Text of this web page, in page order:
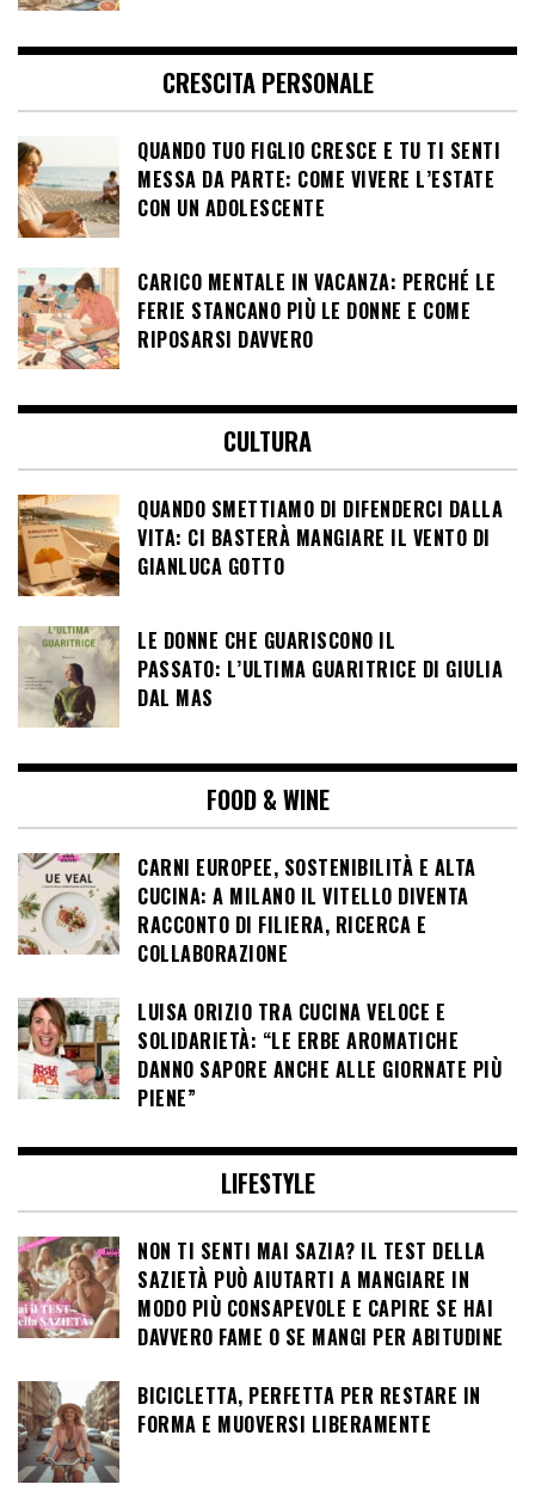
CRESCITA PERSONALE
QUANDO TUO FIGLIO CRESCE E TU TI SENTI
MESSA DA PARTE: COME VIVERE L’ESTATE
CON UN ADOLESCENTE
CARICO MENTALE IN VACANZA: PERCHÉ LE
FERIE STANCANO PIÙ LE DONNE E COME
RIPOSARSI DAVVERO
CULTURA
QUANDO SMETTIAMO DI DIFENDERCI DALLA
VITA: CI BASTERÀ MANGIARE IL VENTO DI
GIANLUCA GOTTO
LE DONNE CHE GUARISCONO IL
PASSATO: L’ULTIMA GUARITRICE DI GIULIA
DAL MAS
FOOD & WINE
CARNI EUROPEE, SOSTENIBILITÀ E ALTA
CUCINA: A MILANO IL VITELLO DIVENTA
RACCONTO DI FILIERA, RICERCA E
COLLABORAZIONE
LUISA ORIZIO TRA CUCINA VELOCE E
SOLIDARIETÀ: “LE ERBE AROMATICHE
DANNO SAPORE ANCHE ALLE GIORNATE PIÙ
PIENE”
LIFESTYLE
NON TI SENTI MAI SAZIA? IL TEST DELLA
SAZIETÀ PUÒ AIUTARTI A MANGIARE IN
MODO PIÙ CONSAPEVOLE E CAPIRE SE HAI
DAVVERO FAME O SE MANGI PER ABITUDINE
BICICLETTA, PERFETTA PER RESTARE IN
FORMA E MUOVERSI LIBERAMENTE